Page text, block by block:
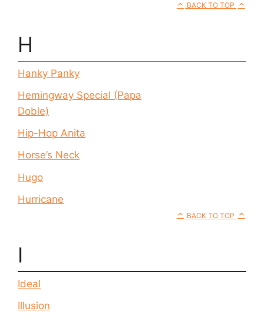
BACK TO TOP
H
Hanky Panky
Hemingway Special (Papa
Doble)
Hip-Hop Anita
Horse’s Neck
Hugo
Hurricane
BACK TO TOP
I
Ideal
Illusion